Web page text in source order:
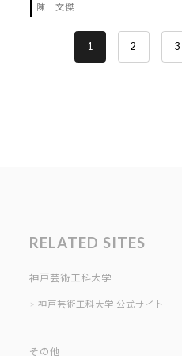
陳 文傑
1 2 3
RELATED SITES
神戸芸術工科大学
神戸芸術工科大学 公式サイト
その他